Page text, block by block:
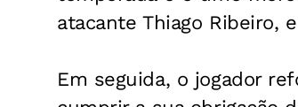
atacante Thiago Ribeiro,
Em seguida, o jogador